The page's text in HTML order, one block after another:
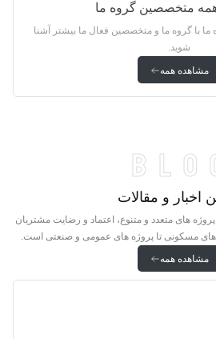
متخصصین گروه ما
ما با گروه ما و متخصصین فعال ما بیشتر آشنا
شوید.
مشاهده همه
اخبار و مقالات
های متعدد و متنوع، اعتماد و رضایت مشتریان
های مسکونی تا پروژه های عمومی و صنعتی است.
مشاهده همه